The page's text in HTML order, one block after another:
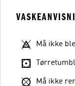
Må ikke
Må ikke